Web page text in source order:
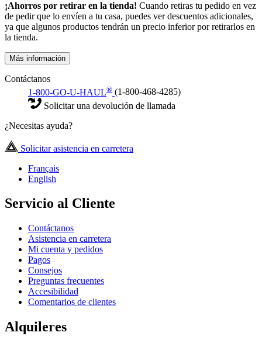
¡Ahorros por retirar en la tienda! Cuando retiras tu pedido en vez
de pedir que lo envíen a tu casa, puedes ver descuentos adicionales,
ya que algunos productos tendrán un precio inferior por retirarlos en
la tienda.
Más información
Contáctanos
1-800-GO-U-HAUL® (1-800-468-4285)
Solicitar una devolución de llamada
¿Necesitas ayuda?
Solicitar asistencia en carretera
Français
English
Servicio al Cliente
Contáctanos
Asistencia en carretera
Mi cuenta y pedidos
Pagos
Consejos
Preguntas frecuentes
Accesibilidad
Comentarios de clientes
Alquileres